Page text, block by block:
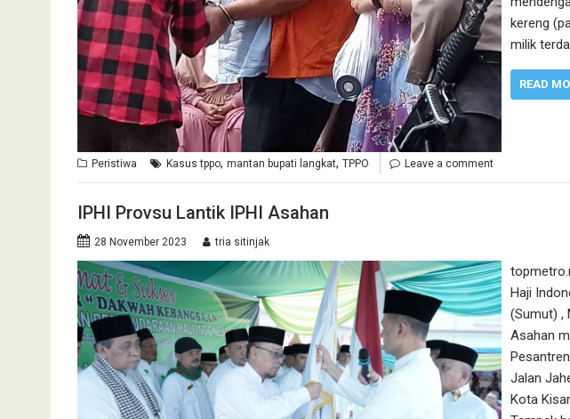
kereng
milik
READ
Peristiwa Kasus tppo, mantan bupati langkat, TPPO Leave a comment
IPHI Provsu Lantik IPHI Asahan
28 November 2023 tria sitinjak
Haji
(Sumut) ,
Asahan
Jalan
Kota